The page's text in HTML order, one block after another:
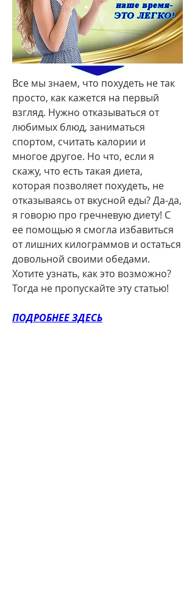
Все мы знаем, что похудеть не так
просто, как кажется на первый
взгляд. Нужно отказываться от
любимых блюд, заниматься
спортом, считать калории и
многое другое. Но что, если я
скажу, что есть такая диета,
которая позволяет похудеть, не
отказываясь от вкусной еды? Да-да,
я говорю про гречневую диету! С
ее помощью я смогла избавиться
от лишних килограммов и остаться
довольной своими обедами.
Хотите узнать, как это возможно?
Тогда не пропускайте эту статью!
ПОДРОБНЕЕ ЗДЕСЬ